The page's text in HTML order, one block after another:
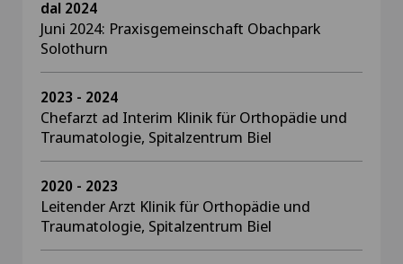
dal 2024
Juni 2024: Praxisgemeinschaft Obachpark
Solothurn
2023 - 2024
Chefarzt ad Interim Klinik für Orthopädie und
Traumatologie, Spitalzentrum Biel
2020 - 2023
Leitender Arzt Klinik für Orthopädie und
Traumatologie, Spitalzentrum Biel